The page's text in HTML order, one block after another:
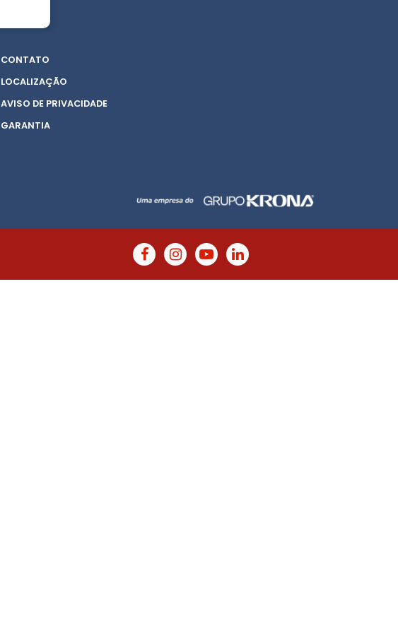
CONTATO
LOCALIZAÇÃO
AVISO DE PRIVACIDADE
GARANTIA